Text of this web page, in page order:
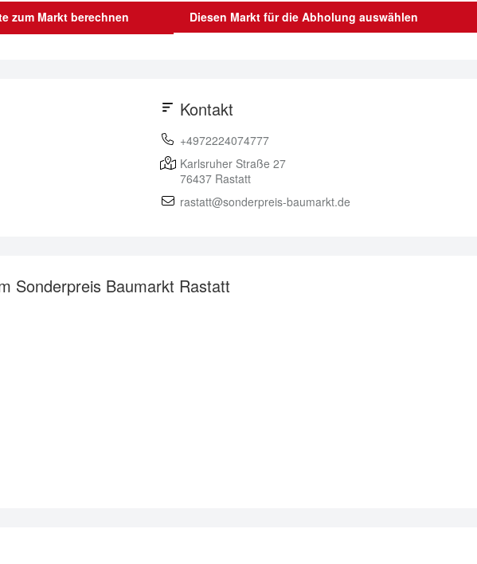
zum Markt berechnen Diesen Markt für die Abholung auswählen
Kontakt
+4972224074777
Karlsruher Straße 27
76437 Rastatt
rastatt@sonderpreis-baumarkt.de
Sonderpreis Baumarkt Rastatt